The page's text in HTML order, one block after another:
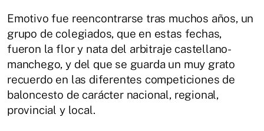
Emotivo fue reencontrarse tras muchos años, un
grupo de colegiados, que en estas fechas,
fueron la flor y nata del arbitraje castellano-
manchego, y del que se guarda un muy grato
recuerdo en las diferentes competiciones de
baloncesto de carácter nacional, regional,
provincial y local.